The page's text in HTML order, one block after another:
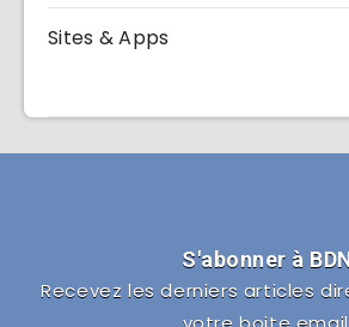
Sites & Apps
S'abonner à
Recevez les derniers articles